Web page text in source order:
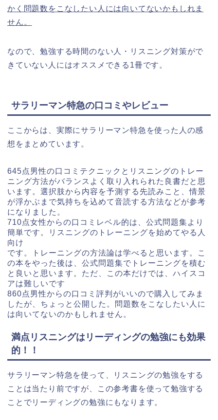
かく問題数をこなしたい人には向いてないかもしれま
せん。
なので、勉強する時間のない人・リスニング対策がで
きていない人にはオススメできる1冊です。
サラリーマン特急の口コミやレビュー
ここからは、実際にサラリーマン特急を使った人の感
想をまとめています。
645点男性の口コミ テクニックとリスニングのトレー
ニング方法がバランスよく取り入れられた良書だと思
います。選択肢から内容を予測する先読みこと、情景
が浮かぶまで気持ちを込めて音読する方法などが参考
になりました。
710点女性からの口コミ レベル的は、公式問題集より
簡単です。リスニングのトレーニングを始めてやる人
向け
です。トレーニングの方法論は学べると思います。こ
の本をやった後は、公式問題集でトレーニングを積む
と良いと思います。ただ、この本だけでは、ハイスコ
アは難しいです
860点男性からの口コミ 評判がいいので購入してみま
したが、ちょっと公開した。問題数をこなしたい人に
は向いてないのかもしれません。
満点リスニングはリーディングの勉強にも効果
的！！
サラリーマン特急を使って、リスニングの勉強をする
ことは当たり前ですが、この参考書を使って勉強する
ことでリーディングの勉強にもなります。